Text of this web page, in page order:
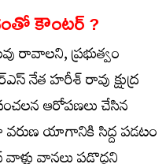
కౌంటర్ ?
రావాలని, ప్రభుత్వం
నేత హరీశ్ రావు క్షుద్ర
ఆరోపణలు చేసిన
యాగానికి సిద్ద పడటం